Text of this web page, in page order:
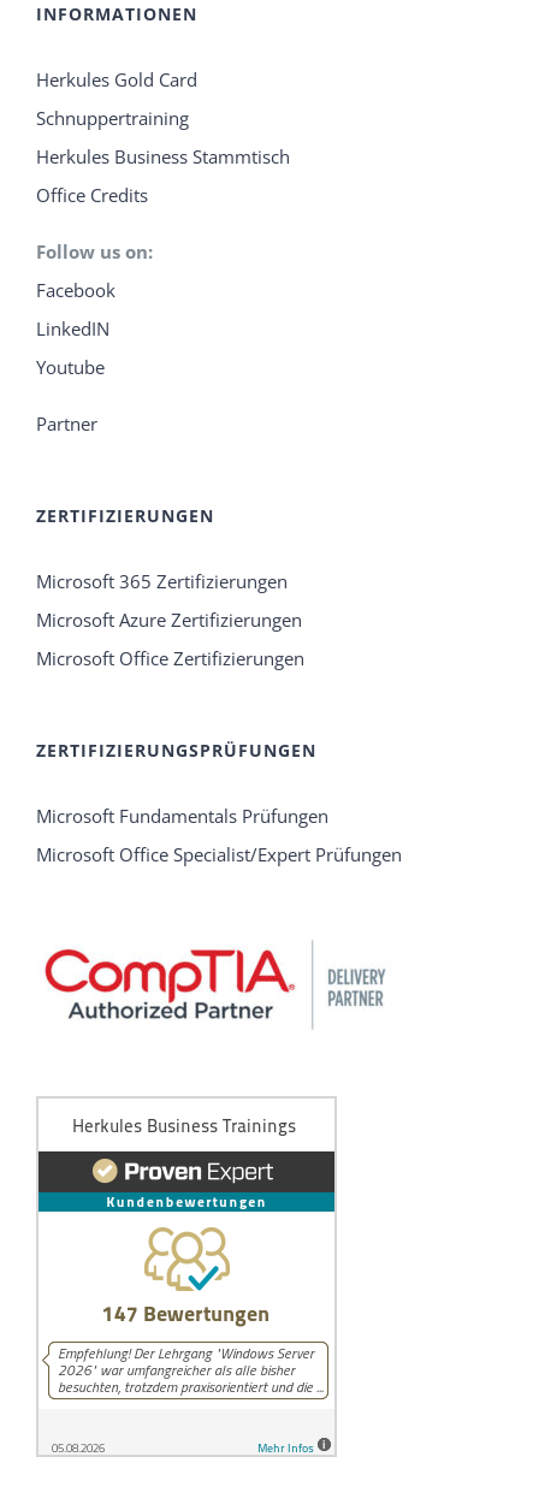
INFORMATIONEN
Herkules Gold Card
Schnuppertraining
Herkules Business Stammtisch
Office Credits
Follow us on:
Facebook
LinkedIN
Youtube
Partner
ZERTIFIZIERUNGEN
Microsoft 365 Zertifizierungen
Microsoft Azure Zertifizierungen
Microsoft Office Zertifizierungen
ZERTIFIZIERUNGSPRÜFUNGEN
Microsoft Fundamentals Prüfungen
Microsoft Office Specialist/Expert Prüfungen